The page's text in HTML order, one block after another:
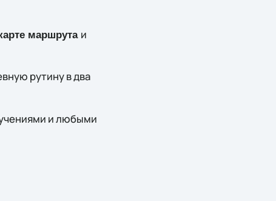
маршрута и
рутину в два
и любыми